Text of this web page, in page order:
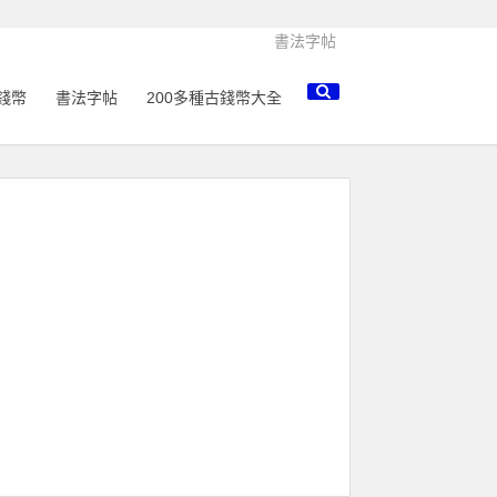
書法字帖
幣 書法字帖 200多種古錢幣大全